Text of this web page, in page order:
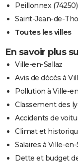
Peillonnex (74250)
Saint-Jean-de-
Toutes les villes
En savoir plus
Ville-en-Sallaz
Avis de décès à
Pollution à Ville-
Classement des
Accidents de
Climat et
Salaires à Ville-en-
Dette et budget